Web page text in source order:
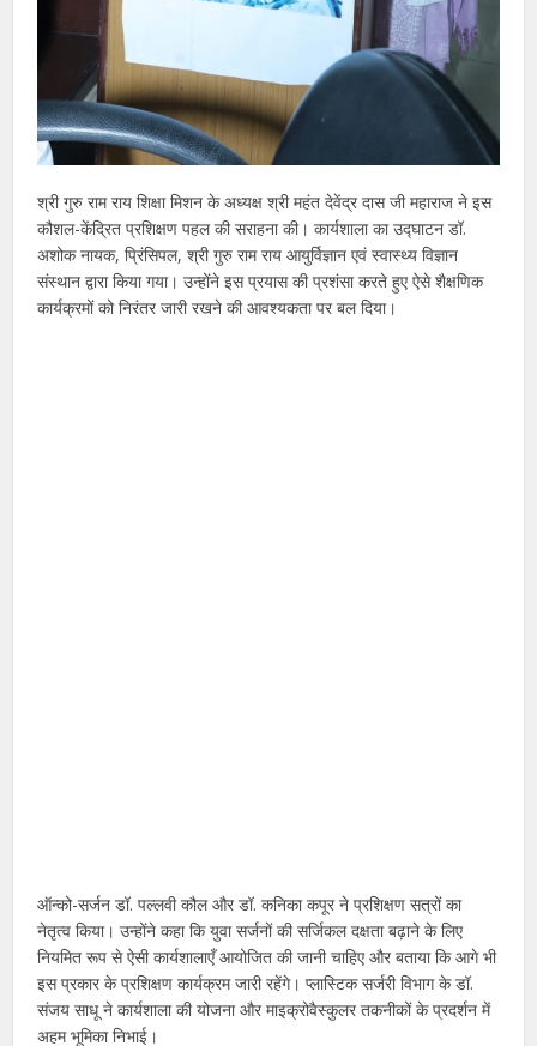
श्री गुरु राम राय शिक्षा मिशन के अध्यक्ष श्री महंत देवेंद्र दास जी महाराज ने इस
कौशल-केंद्रित प्रशिक्षण पहल की सराहना की। कार्यशाला का उद्घाटन डॉ.
अशोक नायक, प्रिंसिपल, श्री गुरु राम राय आयुर्विज्ञान एवं स्वास्थ्य विज्ञान
संस्थान द्वारा किया गया। उन्होंने इस प्रयास की प्रशंसा करते हुए ऐसे शैक्षणिक
कार्यक्रमों को निरंतर जारी रखने की आवश्यकता पर बल दिया।
ऑन्को-सर्जन डॉ. पल्लवी कौल और डॉ. कनिका कपूर ने प्रशिक्षण सत्रों का
नेतृत्व किया। उन्होंने कहा कि युवा सर्जनों की सर्जिकल दक्षता बढ़ाने के लिए
नियमित रूप से ऐसी कार्यशालाएँ आयोजित की जानी चाहिए और बताया कि आगे भी
इस प्रकार के प्रशिक्षण कार्यक्रम जारी रहेंगे। प्लास्टिक सर्जरी विभाग के डॉ.
संजय साधू ने कार्यशाला की योजना और माइक्रोवैस्कुलर तकनीकों के प्रदर्शन में
अहम भूमिका निभाई।